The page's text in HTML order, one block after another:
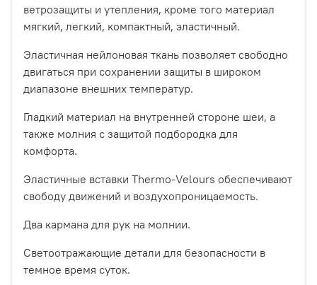
ветрозащиты и утепления, кроме того материал
мягкий, легкий, компактный, эластичный.
Эластичная нейлоновая ткань позволяет свободно
двигаться при сохранении защиты в широком
диапазоне внешних температур.
Гладкий материал на внутренней стороне шеи, а
также молния с защитой подбородка для
комфорта.
Эластичные вставки Thermo-Velours обеспечивают
свободу движений и воздухопроницаемость.
Два кармана для рук на молнии.
Светоотражающие детали для безопасности в
темное время суток.